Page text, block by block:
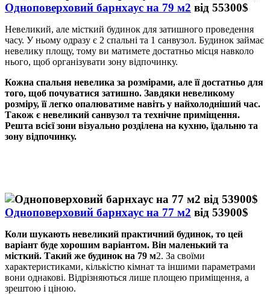
Одноповерховий барнхаус на 79 м2 від 55300$
Невеликий, але місткий будинок для затишного проведення
часу. У ньому одразу є 2 спальні та 1 санвузол. Будинок займає
невелику площу, тому ви матимете достатньо місця навколо
нього, щоб організувати зону відпочинку.
Кожна спальня невелика за розмірами, але її достатньо для
того, щоб почуватися затишно. Завдяки невеликому
розміру, її легко опалюватиме навіть у найхолодніший час.
Також є невеликий санвузол та технічне приміщення.
Решта всієї зони візуально розділена на кухню, їдальню та
зону відпочинку.
Одноповерховий барнхаус на 77 м2 від 53900$
Коли шукають невеликий практичний будинок, то цей
варіант буде хорошим варіантом. Він маленький та
місткий. Такий же будинок на 79 м2. За своїми
характеристиками, кількістю кімнат та іншими параметрами
вони однакові. Відрізняються лише площею приміщення, а
зрештою і ціною.